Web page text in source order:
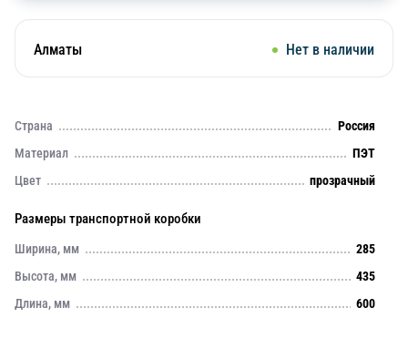
Алматы Нет в наличии
Страна
Россия
Материал
ПЭТ
Цвет
прозрачный
Размеры транспортной коробки
Ширина, мм
285
Высота, мм
435
Длина, мм
600